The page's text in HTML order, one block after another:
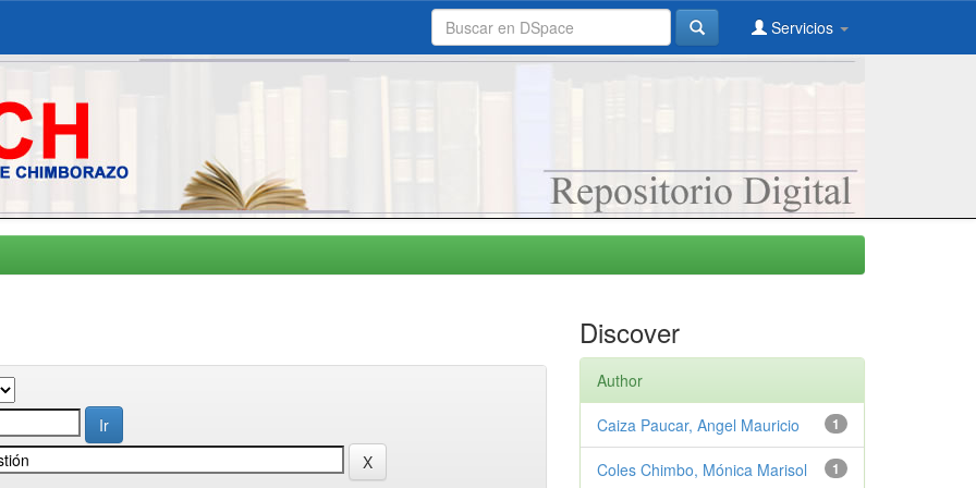
Servicios
Discover
Author
1
Caiza Paucar, Angel Mauricio
1
Coles Chimbo, Mónica Marisol